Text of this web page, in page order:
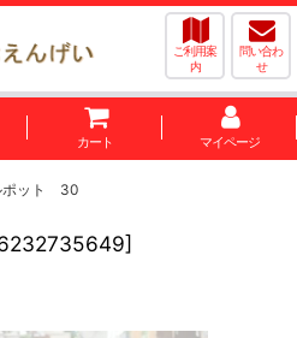
ご利用案
内
問い合わ
せ
カート マイページ
ポット 30
]